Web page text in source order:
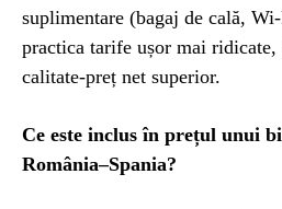
suplimentare (bagaj de cală,
practica tarife ușor mai
calitate-preț net superior.
Ce este inclus în prețul unui
România–Spania?